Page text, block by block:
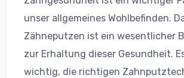
unser allgemeines Wohlbefinden.
Zähneputzen ist ein wesentlicher
zur Erhaltung dieser Gesundheit.
wichtig, die richtigen